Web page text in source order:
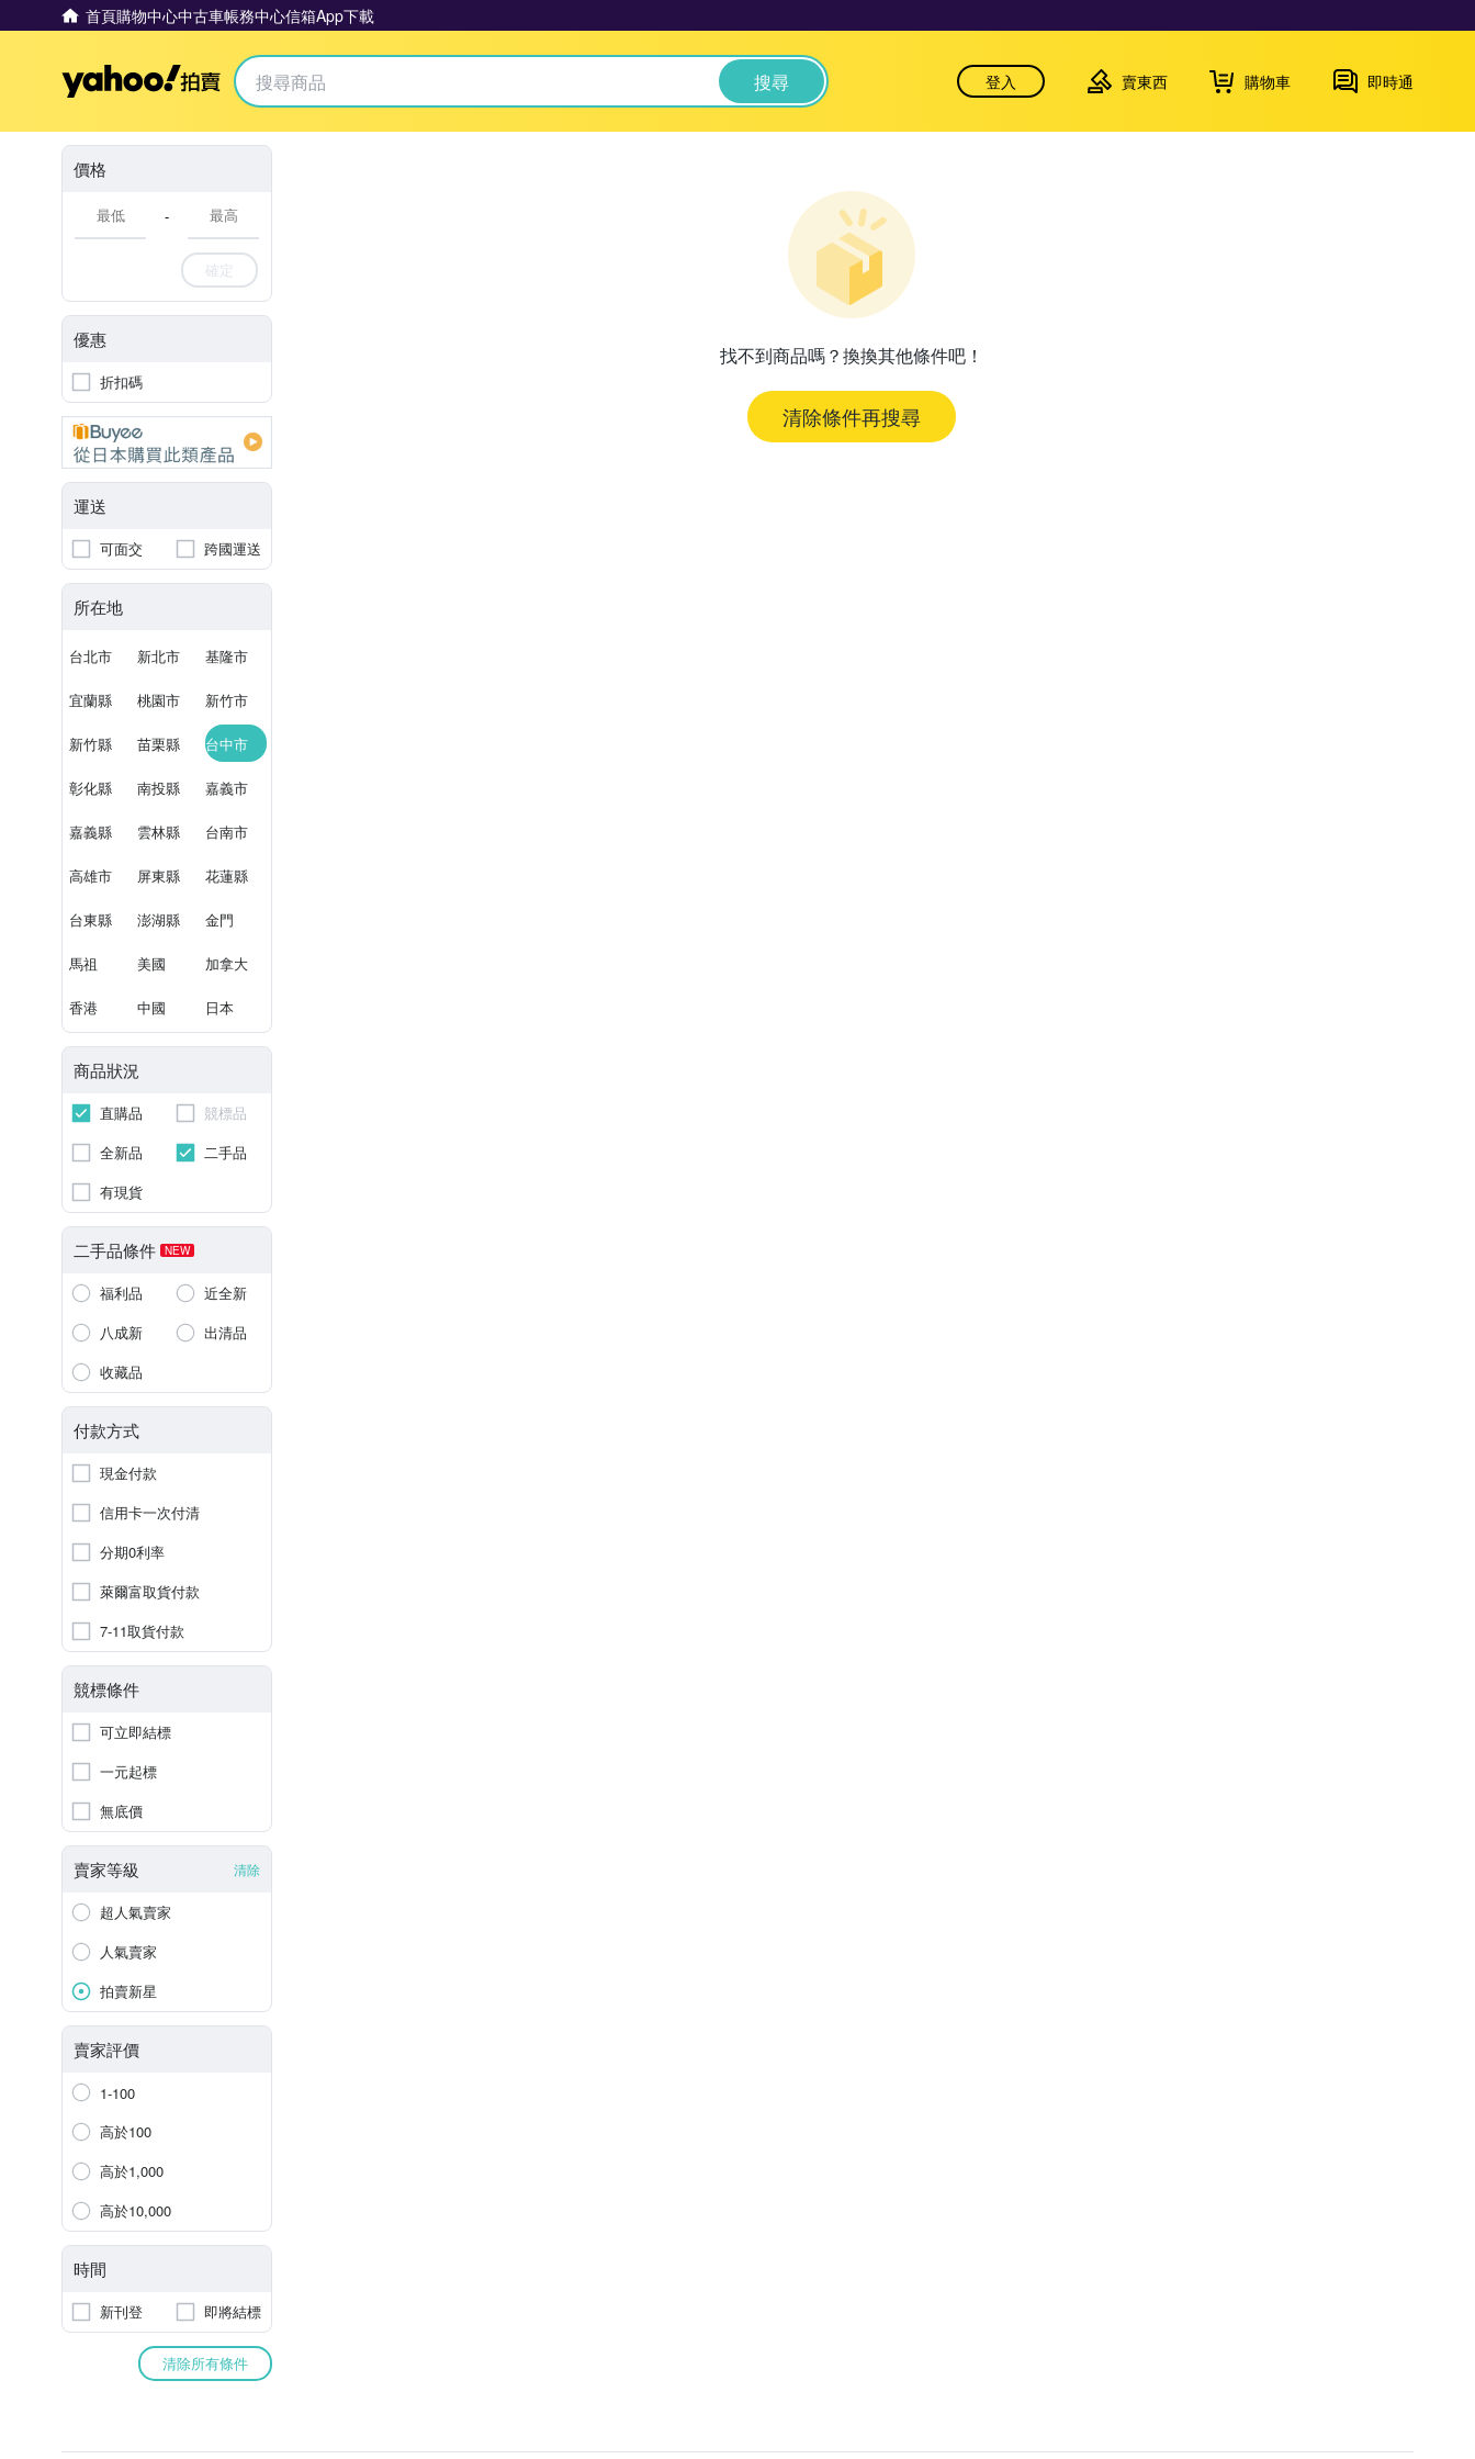
首頁購物中心中古車帳務中心信箱App下載
Yahoo拍賣 搜尋 登入 賣東西 購物車 即時通
價格
-
確定
優惠
折扣碼
運送
可面交 跨國運送
所在地
台北市 新北市 基隆市
宜蘭縣 桃園市 新竹市
新竹縣 苗栗縣 台中市
彰化縣 南投縣 嘉義市
嘉義縣 雲林縣 台南市
高雄市 屏東縣 花蓮縣
台東縣 澎湖縣 金門
馬祖 美國 加拿大
香港 中國 日本
商品狀況
直購品
競標品
全新品
二手品
有現貨
二手品條件 NEW
福利品
近全新
八成新
出清品
收藏品
付款方式
現金付款
信用卡一次付清
分期0利率
萊爾富取貨付款
7-11取貨付款
競標條件
可立即結標
一元起標
無底價
賣家等級 清除
超人氣賣家
人氣賣家
拍賣新星
賣家評價
1-100
高於100
高於1,000
高於10,000
時間
新刊登 即將結標
清除所有條件
找不到商品嗎？換換其他條件吧！
清除條件再搜尋